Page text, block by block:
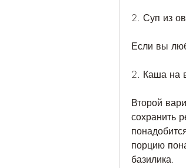
2. Суп из
Если вы
2. Каша на
Второй
сохранить
порцию
базилика.